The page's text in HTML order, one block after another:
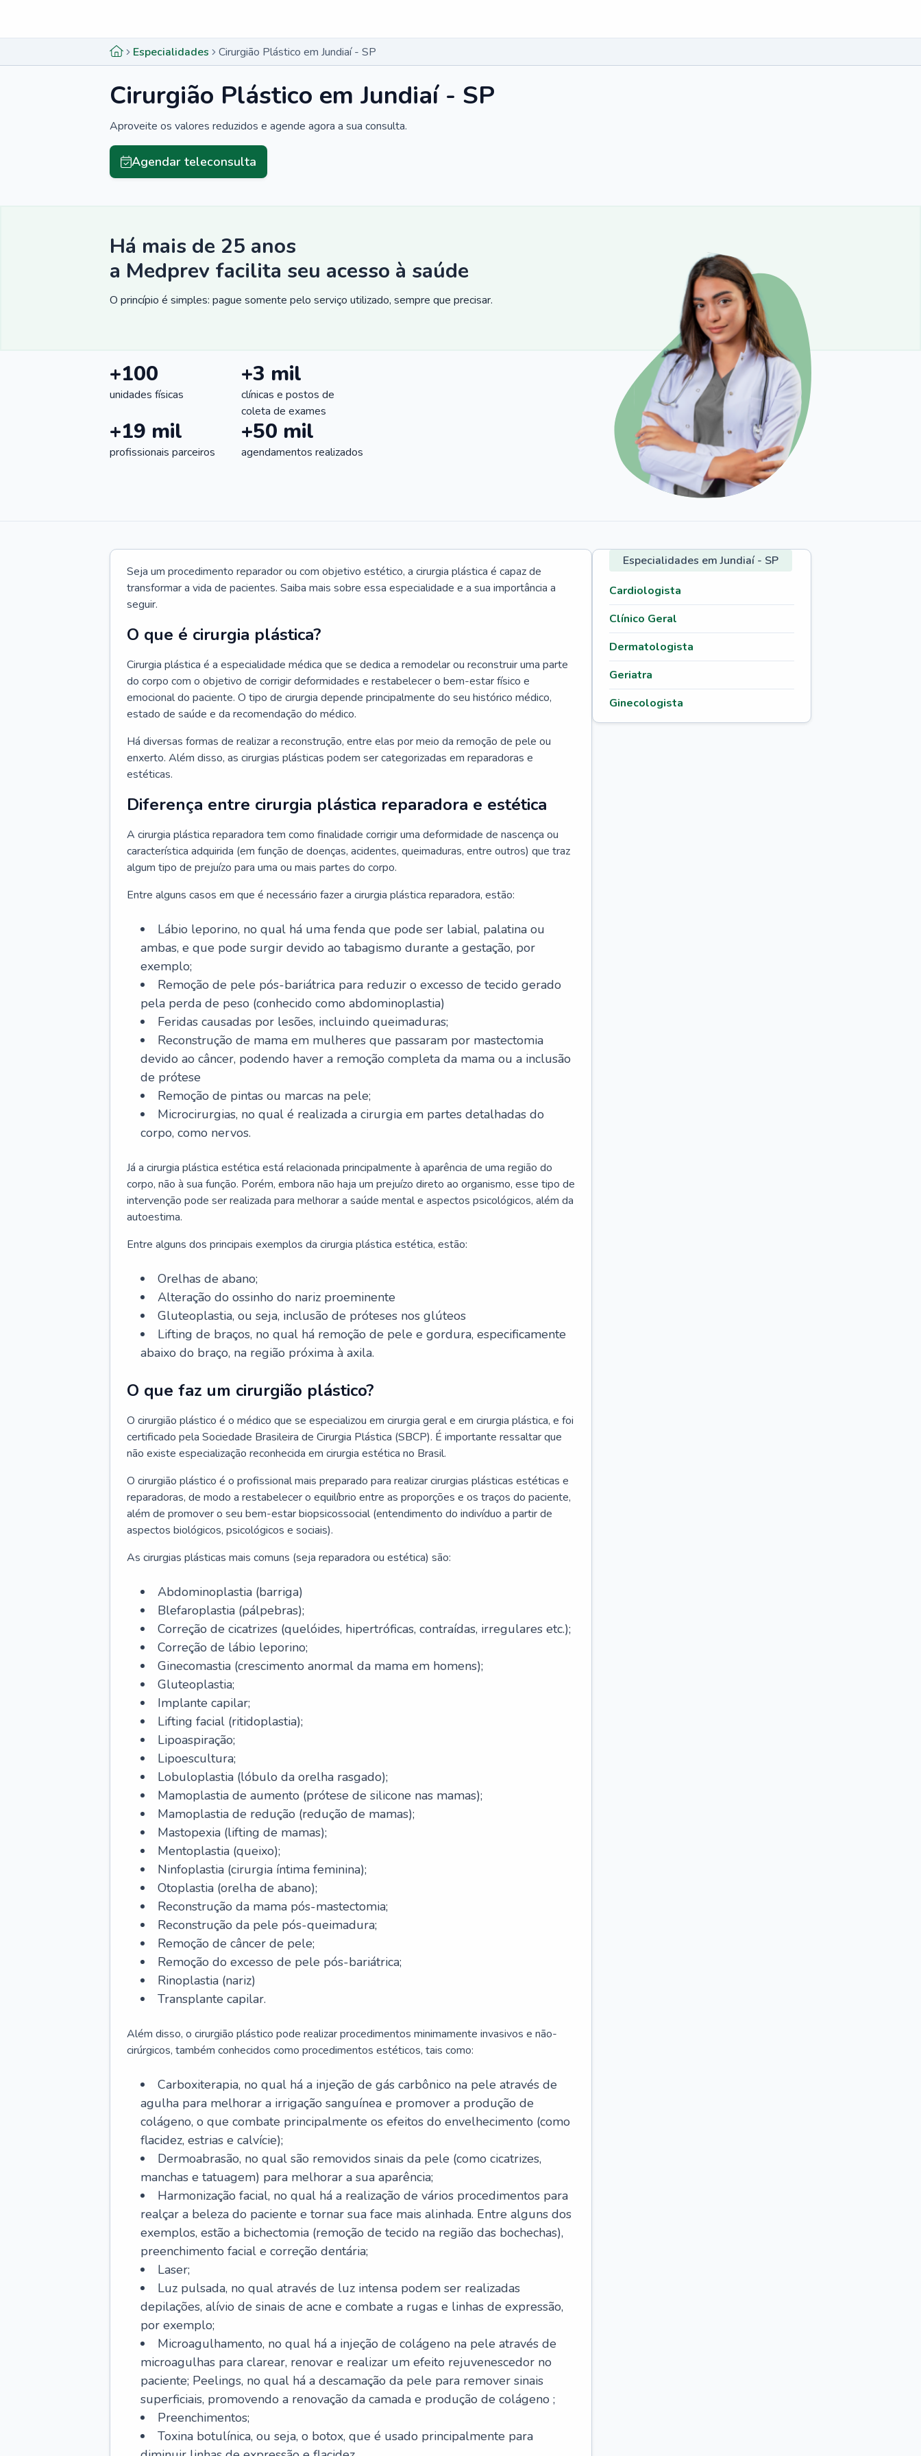
Especialidades Cirurgião Plástico em Jundiaí - SP
Cirurgião Plástico em Jundiaí - SP
Aproveite os valores reduzidos e agende agora a sua consulta.
Agendar teleconsulta
Há mais de 25 anos
a Medprev facilita seu acesso à saúde
O princípio é simples: pague somente pelo serviço utilizado, sempre que precisar.
+100
unidades físicas
+3 mil
clínicas e postos de
coleta de exames
+19 mil
profissionais parceiros
+50 mil
agendamentos realizados
Seja um procedimento reparador ou com objetivo estético, a cirurgia plástica é capaz de
transformar a vida de pacientes. Saiba mais sobre essa especialidade e a sua importância a
seguir.
O que é cirurgia plástica?
Cirurgia plástica é a especialidade médica que se dedica a remodelar ou reconstruir uma parte
do corpo com o objetivo de corrigir deformidades e restabelecer o bem-estar físico e
emocional do paciente. O tipo de cirurgia depende principalmente do seu histórico médico,
estado de saúde e da recomendação do médico.
Há diversas formas de realizar a reconstrução, entre elas por meio da remoção de pele ou
enxerto. Além disso, as cirurgias plásticas podem ser categorizadas em reparadoras e
estéticas.
Diferença entre cirurgia plástica reparadora e estética
A cirurgia plástica reparadora tem como finalidade corrigir uma deformidade de nascença ou
característica adquirida (em função de doenças, acidentes, queimaduras, entre outros) que traz
algum tipo de prejuízo para uma ou mais partes do corpo.
Entre alguns casos em que é necessário fazer a cirurgia plástica reparadora, estão:
Lábio leporino, no qual há uma fenda que pode ser labial, palatina ou
ambas, e que pode surgir devido ao tabagismo durante a gestação, por
exemplo;
Remoção de pele pós-bariátrica para reduzir o excesso de tecido gerado
pela perda de peso (conhecido como abdominoplastia)
Feridas causadas por lesões, incluindo queimaduras;
Reconstrução de mama em mulheres que passaram por mastectomia
devido ao câncer, podendo haver a remoção completa da mama ou a inclusão
de prótese
Remoção de pintas ou marcas na pele;
Microcirurgias, no qual é realizada a cirurgia em partes detalhadas do
corpo, como nervos.
Já a cirurgia plástica estética está relacionada principalmente à aparência de uma região do
corpo, não à sua função. Porém, embora não haja um prejuízo direto ao organismo, esse tipo de
intervenção pode ser realizada para melhorar a saúde mental e aspectos psicológicos, além da
autoestima.
Entre alguns dos principais exemplos da cirurgia plástica estética, estão:
Orelhas de abano;
Alteração do ossinho do nariz proeminente
Gluteoplastia, ou seja, inclusão de próteses nos glúteos
Lifting de braços, no qual há remoção de pele e gordura, especificamente
abaixo do braço, na região próxima à axila.
O que faz um cirurgião plástico?
O cirurgião plástico é o médico que se especializou em cirurgia geral e em cirurgia plástica, e foi
certificado pela Sociedade Brasileira de Cirurgia Plástica (SBCP). É importante ressaltar que
não existe especialização reconhecida em cirurgia estética no Brasil.
O cirurgião plástico é o profissional mais preparado para realizar cirurgias plásticas estéticas e
reparadoras, de modo a restabelecer o equilíbrio entre as proporções e os traços do paciente,
além de promover o seu bem-estar biopsicossocial (entendimento do indivíduo a partir de
aspectos biológicos, psicológicos e sociais).
As cirurgias plásticas mais comuns (seja reparadora ou estética) são:
Abdominoplastia (barriga)
Blefaroplastia (pálpebras);
Correção de cicatrizes (quelóides, hipertróficas, contraídas, irregulares etc.);
Correção de lábio leporino;
Ginecomastia (crescimento anormal da mama em homens);
Gluteoplastia;
Implante capilar;
Lifting facial (ritidoplastia);
Lipoaspiração;
Lipoescultura;
Lobuloplastia (lóbulo da orelha rasgado);
Mamoplastia de aumento (prótese de silicone nas mamas);
Mamoplastia de redução (redução de mamas);
Mastopexia (lifting de mamas);
Mentoplastia (queixo);
Ninfoplastia (cirurgia íntima feminina);
Otoplastia (orelha de abano);
Reconstrução da mama pós-mastectomia;
Reconstrução da pele pós-queimadura;
Remoção de câncer de pele;
Remoção do excesso de pele pós-bariátrica;
Rinoplastia (nariz)
Transplante capilar.
Além disso, o cirurgião plástico pode realizar procedimentos minimamente invasivos e não-
cirúrgicos, também conhecidos como procedimentos estéticos, tais como:
Carboxiterapia, no qual há a injeção de gás carbônico na pele através de
agulha para melhorar a irrigação sanguínea e promover a produção de
colágeno, o que combate principalmente os efeitos do envelhecimento (como
flacidez, estrias e calvície);
Dermoabrasão, no qual são removidos sinais da pele (como cicatrizes,
manchas e tatuagem) para melhorar a sua aparência;
Harmonização facial, no qual há a realização de vários procedimentos para
realçar a beleza do paciente e tornar sua face mais alinhada. Entre alguns dos
exemplos, estão a bichectomia (remoção de tecido na região das bochechas),
preenchimento facial e correção dentária;
Laser;
Luz pulsada, no qual através de luz intensa podem ser realizadas
depilações, alívio de sinais de acne e combate a rugas e linhas de expressão,
por exemplo;
Microagulhamento, no qual há a injeção de colágeno na pele através de
microagulhas para clarear, renovar e realizar um efeito rejuvenescedor no
paciente; Peelings, no qual há a descamação da pele para remover sinais
superficiais, promovendo a renovação da camada e produção de colágeno ;
Preenchimentos;
Toxina botulínica, ou seja, o botox, que é usado principalmente para
Especialidades em Jundiaí - SP
Cardiologista
Clínico Geral
Dermatologista
Geriatra
Ginecologista